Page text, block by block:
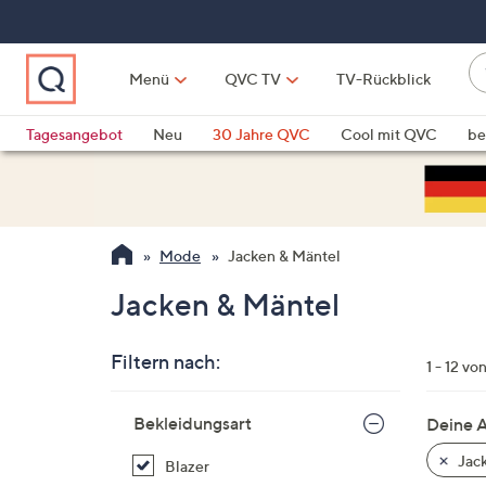
springen
Menü QVC TV TV-Rückblick
Tagesangebot
Neu 30 Jahre QVC Cool mit QVC
Mode Jacken & Mäntel
Jacken & Mäntel
Filtern nach:
Produktliste
Bekleidungsart
Blazer
1 - 12
Deine